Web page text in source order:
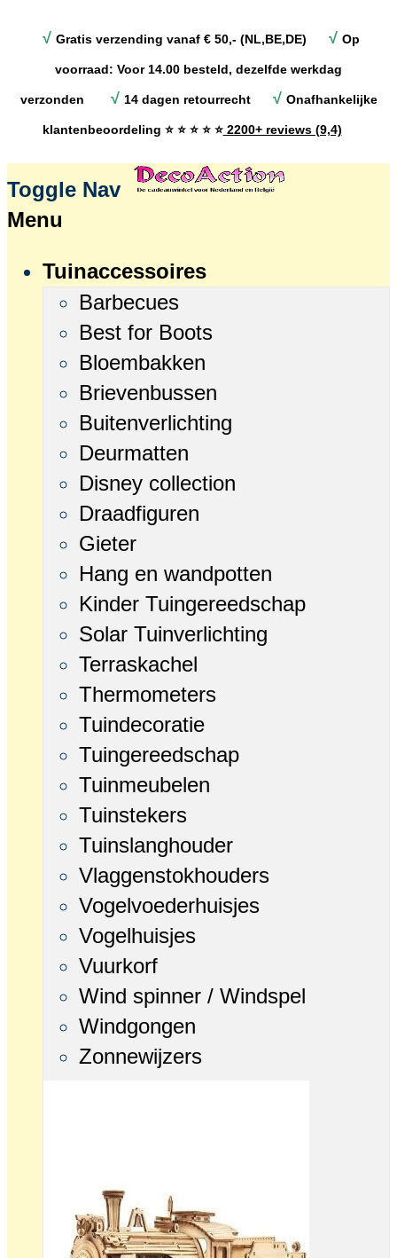
√ Gratis verzending vanaf € 50,- (NL,BE,DE) √ Op
voorraad: Voor 14.00 besteld, dezelfde werkdag
verzonden √ 14 dagen retourrecht √ Onafhankelijke
klantenbeoordeling ⭐ ⭐ ⭐ ⭐ ⭐2200+ reviews (9,4)
Toggle Nav
Menu
Tuinaccessoires
Barbecues
Best for Boots
Bloembakken
Brievenbussen
Buitenverlichting
Deurmatten
Disney collection
Draadfiguren
Gieter
Hang en wandpotten
Kinder Tuingereedschap
Solar Tuinverlichting
Terraskachel
Thermometers
Tuindecoratie
Tuingereedschap
Tuinmeubelen
Tuinstekers
Tuinslanghouder
Vlaggenstokhouders
Vogelvoederhuisjes
Vogelhuisjes
Vuurkorf
Wind spinner / Windspel
Windgongen
Zonnewijzers